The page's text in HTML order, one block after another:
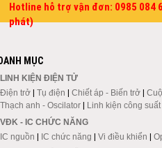
Hotline hỗ trợ vận đơn: 0985 084
phát)
MỤC
LINH KIỆN ĐIỆN TỬ
Điện trở | Tụ điện | Chiết áp - Biến trở |
Thạch anh - Oscilator | Linh kiện công suất
VĐK - IC CHỨC NĂNG
IC nguồn | IC chức năng | Vi điều khiển |